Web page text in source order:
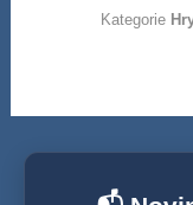
Kategorie